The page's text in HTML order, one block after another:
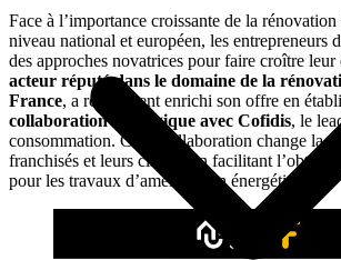
Face à l’importance croissante de la rénovation
niveau national et européen, les entrepreneurs
des approches novatrices pour faire croître leur
acteur réputé dans le domaine de la
France, a récemment enrichi son offre en
collaboration stratégique avec Cofidis, le
consommation. Cette collaboration change la
franchisés et leurs clients, en facilitant
pour les travaux d’amélioration énergétique.